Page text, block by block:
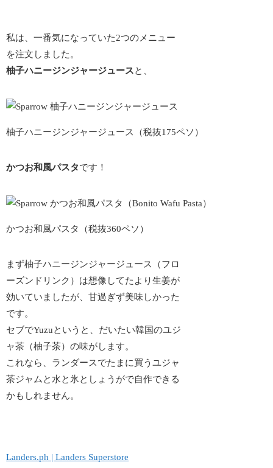
私は、一番気になっていた2つのメニュー
を注文しました。
柚子ハニージンジャージュースと、
柚子ハニージンジャージュース（税抜175ペソ）
かつお和風パスタです！
かつお和風パスタ（税抜360ペソ）
まず柚子ハニージンジャージュース（フロ
ーズンドリンク）は想像してたより生姜が
効いていましたが、甘過ぎず美味しかった
です。
セブでYuzuというと、だいたい韓国のユジ
ャ茶（柚子茶）の味がします。
これなら、ランダースでたまに買うユジャ
茶ジャムと水と氷としょうがで自作できる
かもしれません。
Landers.ph | Landers Superstore